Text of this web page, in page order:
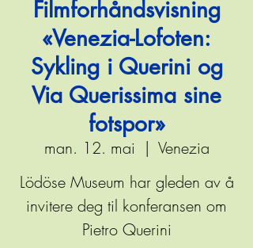
Filmforhåndsvisning
«Venezia-Lofoten:
Sykling i Querini og
Via Querissima sine
fotspor»
man. 12. mai
  |
Venezia
Lödöse Museum har gleden av å
invitere deg til konferansen om
Pietro Querini